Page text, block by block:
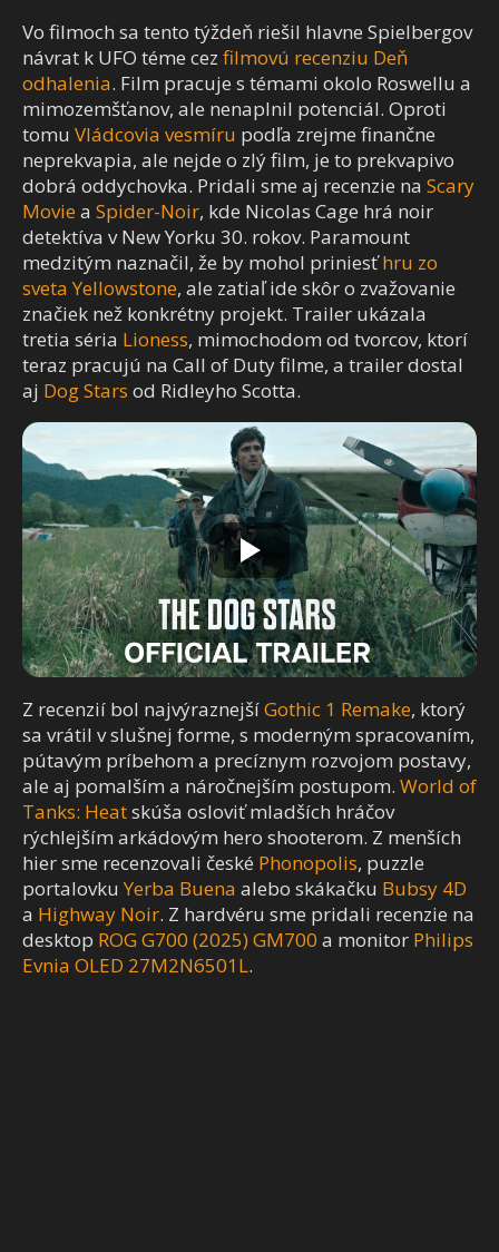
Vo filmoch sa tento týždeň riešil hlavne Spielbergov
návrat k UFO téme cez filmovú recenziu Deň
odhalenia. Film pracuje s témami okolo Roswellu a
mimozemšťanov, ale nenaplnil potenciál. Oproti
tomu Vládcovia vesmíru podľa zrejme finančne
neprekvapia, ale nejde o zlý film, je to prekvapivo
dobrá oddychovka. Pridali sme aj recenzie na Scary
Movie a Spider-Noir, kde Nicolas Cage hrá noir
detektíva v New Yorku 30. rokov. Paramount
medzitým naznačil, že by mohol priniesťhru zo
sveta Yellowstone, ale zatiaľ ide skôr o zvažovanie
značiek než konkrétny projekt. Trailer ukázala
tretia séria Lioness, mimochodom od tvorcov, ktorí
teraz pracujú na Call of Duty filme, a trailer dostal
aj Dog Stars od Ridleyho Scotta.
Z recenzií bol najvýraznejšíGothic 1 Remake, ktorý
sa vrátil v slušnej forme, s moderným spracovaním,
pútavým príbehom a precíznym rozvojom postavy,
ale aj pomalším a náročnejším postupom. World of
Tanks: Heatskúša osloviť mladších hráčov
rýchlejším arkádovým hero shooterom. Z menších
hier sme recenzovali české Phonopolis, puzzle
portalovku Yerba Buena alebo skákačku Bubsy 4D
a Highway Noir. Z hardvéru sme pridali recenzie na
desktop ROG G700 (2025) GM700 a monitor Philips
Evnia OLED 27M2N6501L.